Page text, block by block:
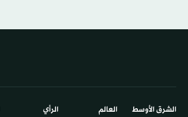
الشرق الأوسط​ العالم الرأي